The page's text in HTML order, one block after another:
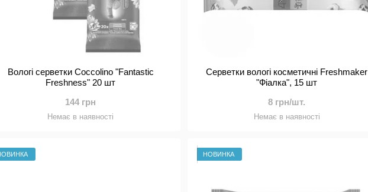
Вологі серветки Coccolino "Fantastic
Freshness" 20 шт
144 грн
Немає в наявності
Серветки вологі косметичні Freshmaker
"Фіалка", 15 шт
8 грн/шт.
Немає в наявності
НОВИНКА